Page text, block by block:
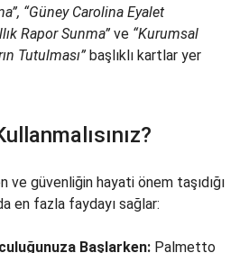
“Güney Carolina Eyalet
Rapor Sunma” ve “Kurumsal
Tutulması” başlıklı kartlar yer
ve güvenliğin hayati önem taşıdığı
en fazla faydayı sağlar:
Başlarken: Palmetto